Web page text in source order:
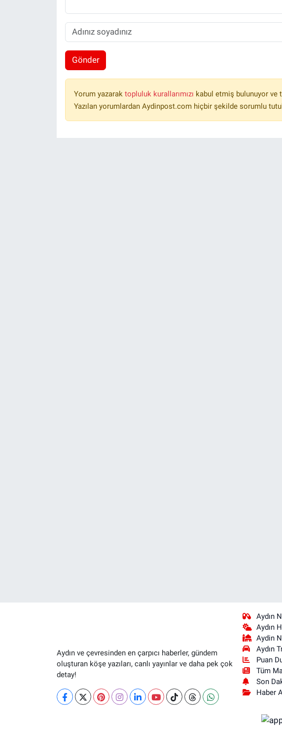
Gönder
Yorum yazarak topluluk kurallarımızı kabul etmiş bulunuyor ve
Yazılan yorumlardan Aydinpost.com hiçbir şekilde sorumlu
Aydın ve çevresinden en çarpıcı haberler, gündem
oluşturan köşe yazıları, canlı yayınlar ve daha pek çok
detay!
Aydın
Aydın
Aydin
Aydın
Puan
Tüm
Son
Haber